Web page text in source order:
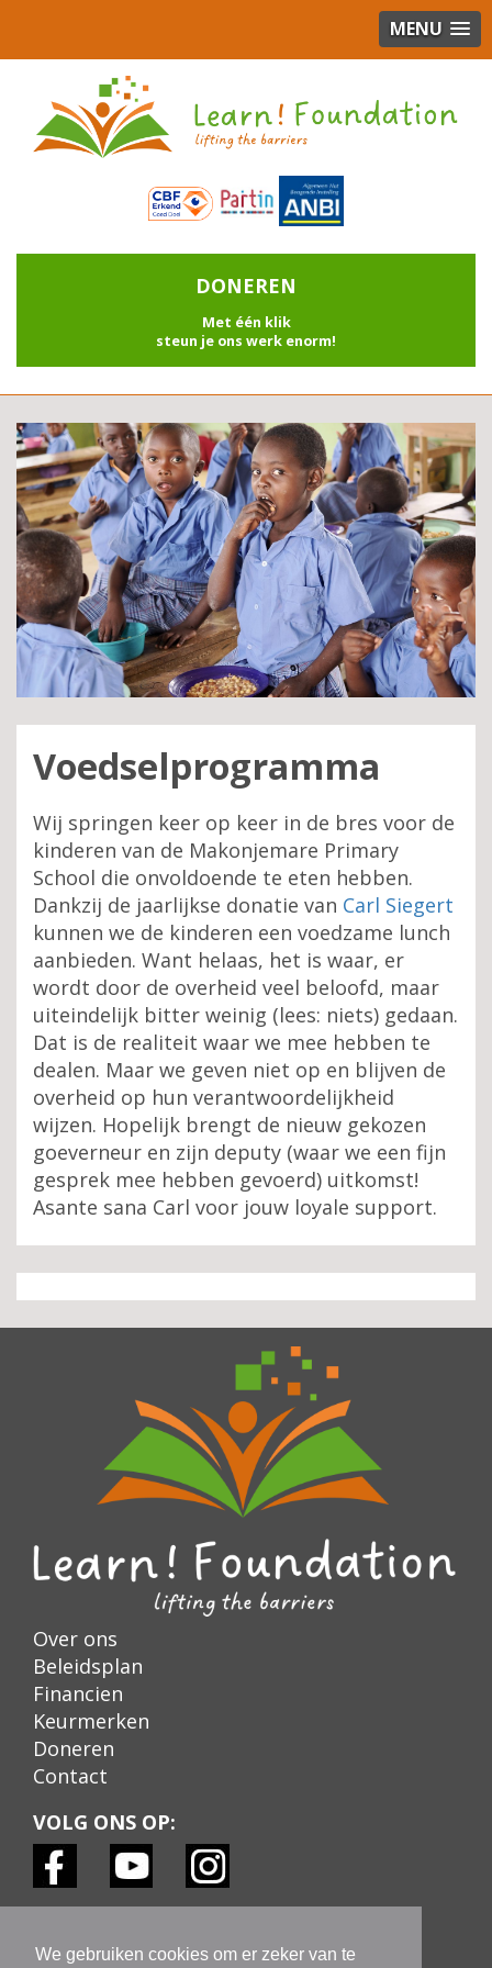
We gebruiken cookies om er zeker van te
MENU
DONEREN
Met één klik
steun je ons werk enorm!
Voedselprogramma
Wij springen keer op keer in de bres voor de
kinderen van de Makonjemare Primary
School die onvoldoende te eten hebben.
Dankzij de jaarlijkse donatie van Carl Siegert
kunnen we de kinderen een voedzame lunch
aanbieden. Want helaas, het is waar, er
wordt door de overheid veel beloofd, maar
uiteindelijk bitter weinig (lees: niets) gedaan.
Dat is de realiteit waar we mee hebben te
dealen. Maar we geven niet op en blijven de
overheid op hun verantwoordelijkheid
wijzen. Hopelijk brengt de nieuw gekozen
goeverneur en zijn deputy (waar we een fijn
gesprek mee hebben gevoerd) uitkomst!
Asante sana Carl voor jouw loyale support.
Over ons
Beleidsplan
Financien
Keurmerken
Doneren
Contact
VOLG ONS OP: